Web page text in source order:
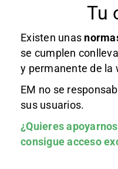
Tu
Existen unas
se cumplen
y permanente de la
EM no se
sus usuarios.
¿Quieres
consigue acceso